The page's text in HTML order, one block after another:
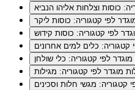
כוסות וצלחות אליהו הנביא
לפי קטגוריה: כוסות ליקר
לפי קטגוריה: כוסות קידוש
קטגוריה: כלים למים אחרונים
מוגדר לפי קטגוריה: כלי שולחן
מוגדר לפי קטגוריה: מגילות
קטגוריה: מגשי חלות וסכינים